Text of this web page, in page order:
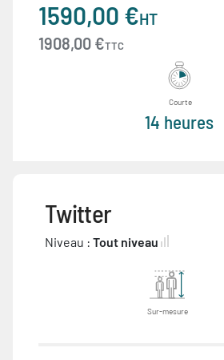
1590,00 €HT
1908,00 €TTC
Courte
14 heures
Twitter
Niveau : Tout niveau
Sur-mesure